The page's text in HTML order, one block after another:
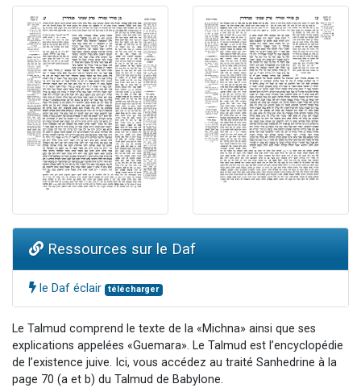
Ressources sur le Daf
le Daf éclair télécharger
Le Talmud comprend le texte de la «Michna» ainsi que ses
explications appelées «Guemara». Le Talmud est l’encyclopédie
de l’existence juive. Ici, vous accédez au traité Sanhedrine à la
page 70 (a et b) du Talmud de Babylone.